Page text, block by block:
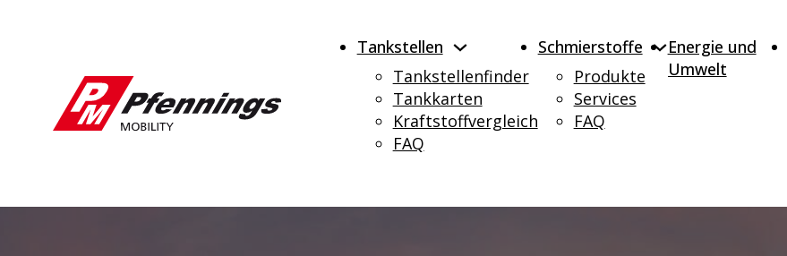
Tankstellen
Tankstellenfinder
Tankkarten
Kraftstoffvergleich
FAQ
Schmierstoffe
Produkte
Services
FAQ
Energie und
Umwelt